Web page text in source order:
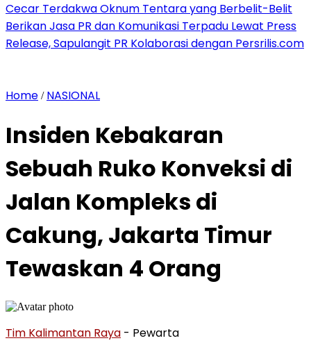
Cecar Terdakwa Oknum Tentara yang Berbelit-Belit
Berikan Jasa PR dan Komunikasi Terpadu Lewat Press
Release, Sapulangit PR Kolaborasi dengan Persrilis.com
Home / NASIONAL
Insiden Kebakaran
Sebuah Ruko Konveksi di
Jalan Kompleks di
Cakung, Jakarta Timur
Tewaskan 4 Orang
Tim Kalimantan Raya - Pewarta